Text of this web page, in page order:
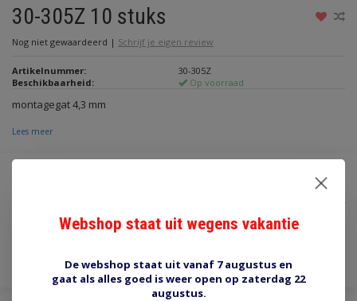
30-305Z 10 stuks
Nog niet gewaardeerd | Schrijf je eigen review
Artikelnummer:
30-305Z
Beschikbaarheid:
Op voorraad
montagegat 4,3 mm
Lees meer
€1,75
Toevoegen aan winkelwagen
Webshop staat uit wegens vakantie
De webshop staat uit vanaf 7 augustus en
gaat als alles goed is weer open op zaterdag 22
augustus.